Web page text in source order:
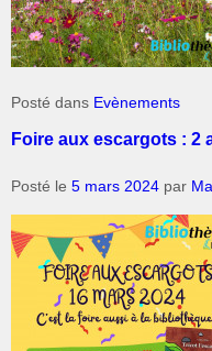
Posté dans Evènements
Foire aux escargots : 2
Posté le 5 mars 2024 par